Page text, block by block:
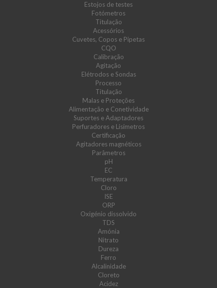
Estojos de testes
Fotómetros
Titulação
Acessórios
Cuvetes, Copos e Pipetas
CQO
Calibração
Agitação
Elétrodos e Sondas
Processo
Titulação
Malas e Proteções
Alimentação e Conetividade
Suportes e Adaptadores
Perfuradores e Lisímetros
Certificação
Agitadores magnéticos
Parâmetros
pH
EC
Temperatura
Cloro
ISE
ORP
Oxigénio dissolvido
TDS
Amónia
Nitrato
Dureza
Ferro
Alcalinidade
Cloreto
Acidez